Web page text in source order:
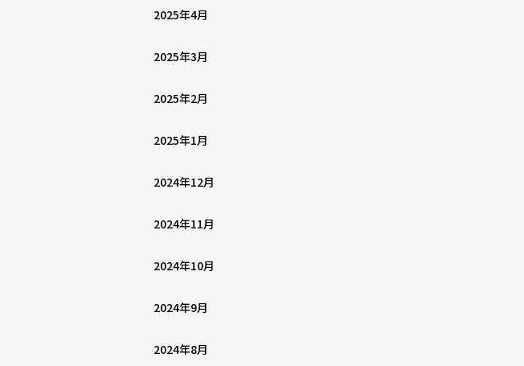
2025年4月
2025年3月
2025年2月
2025年1月
2024年12月
2024年11月
2024年10月
2024年9月
2024年8月